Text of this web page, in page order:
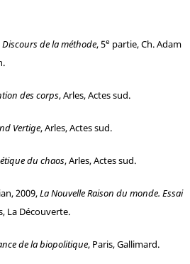
Discours de la méthode, 5e partie, Ch. Adam
des corps, Arles, Actes sud.
Vertige, Arles, Actes sud.
du chaos, Arles, Actes sud.
2009,La Nouvelle Raison du monde. Essai
La Découverte.
de la biopolitique, Paris, Gallimard.